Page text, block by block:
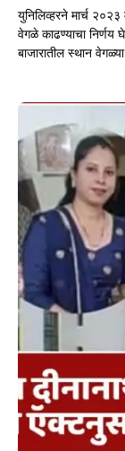
युनिलिव्हरने मार्च
वेगळे काढण्याचा निर्णय
बाजारातील स्थान